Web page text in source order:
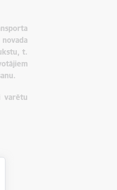
t.
varētu